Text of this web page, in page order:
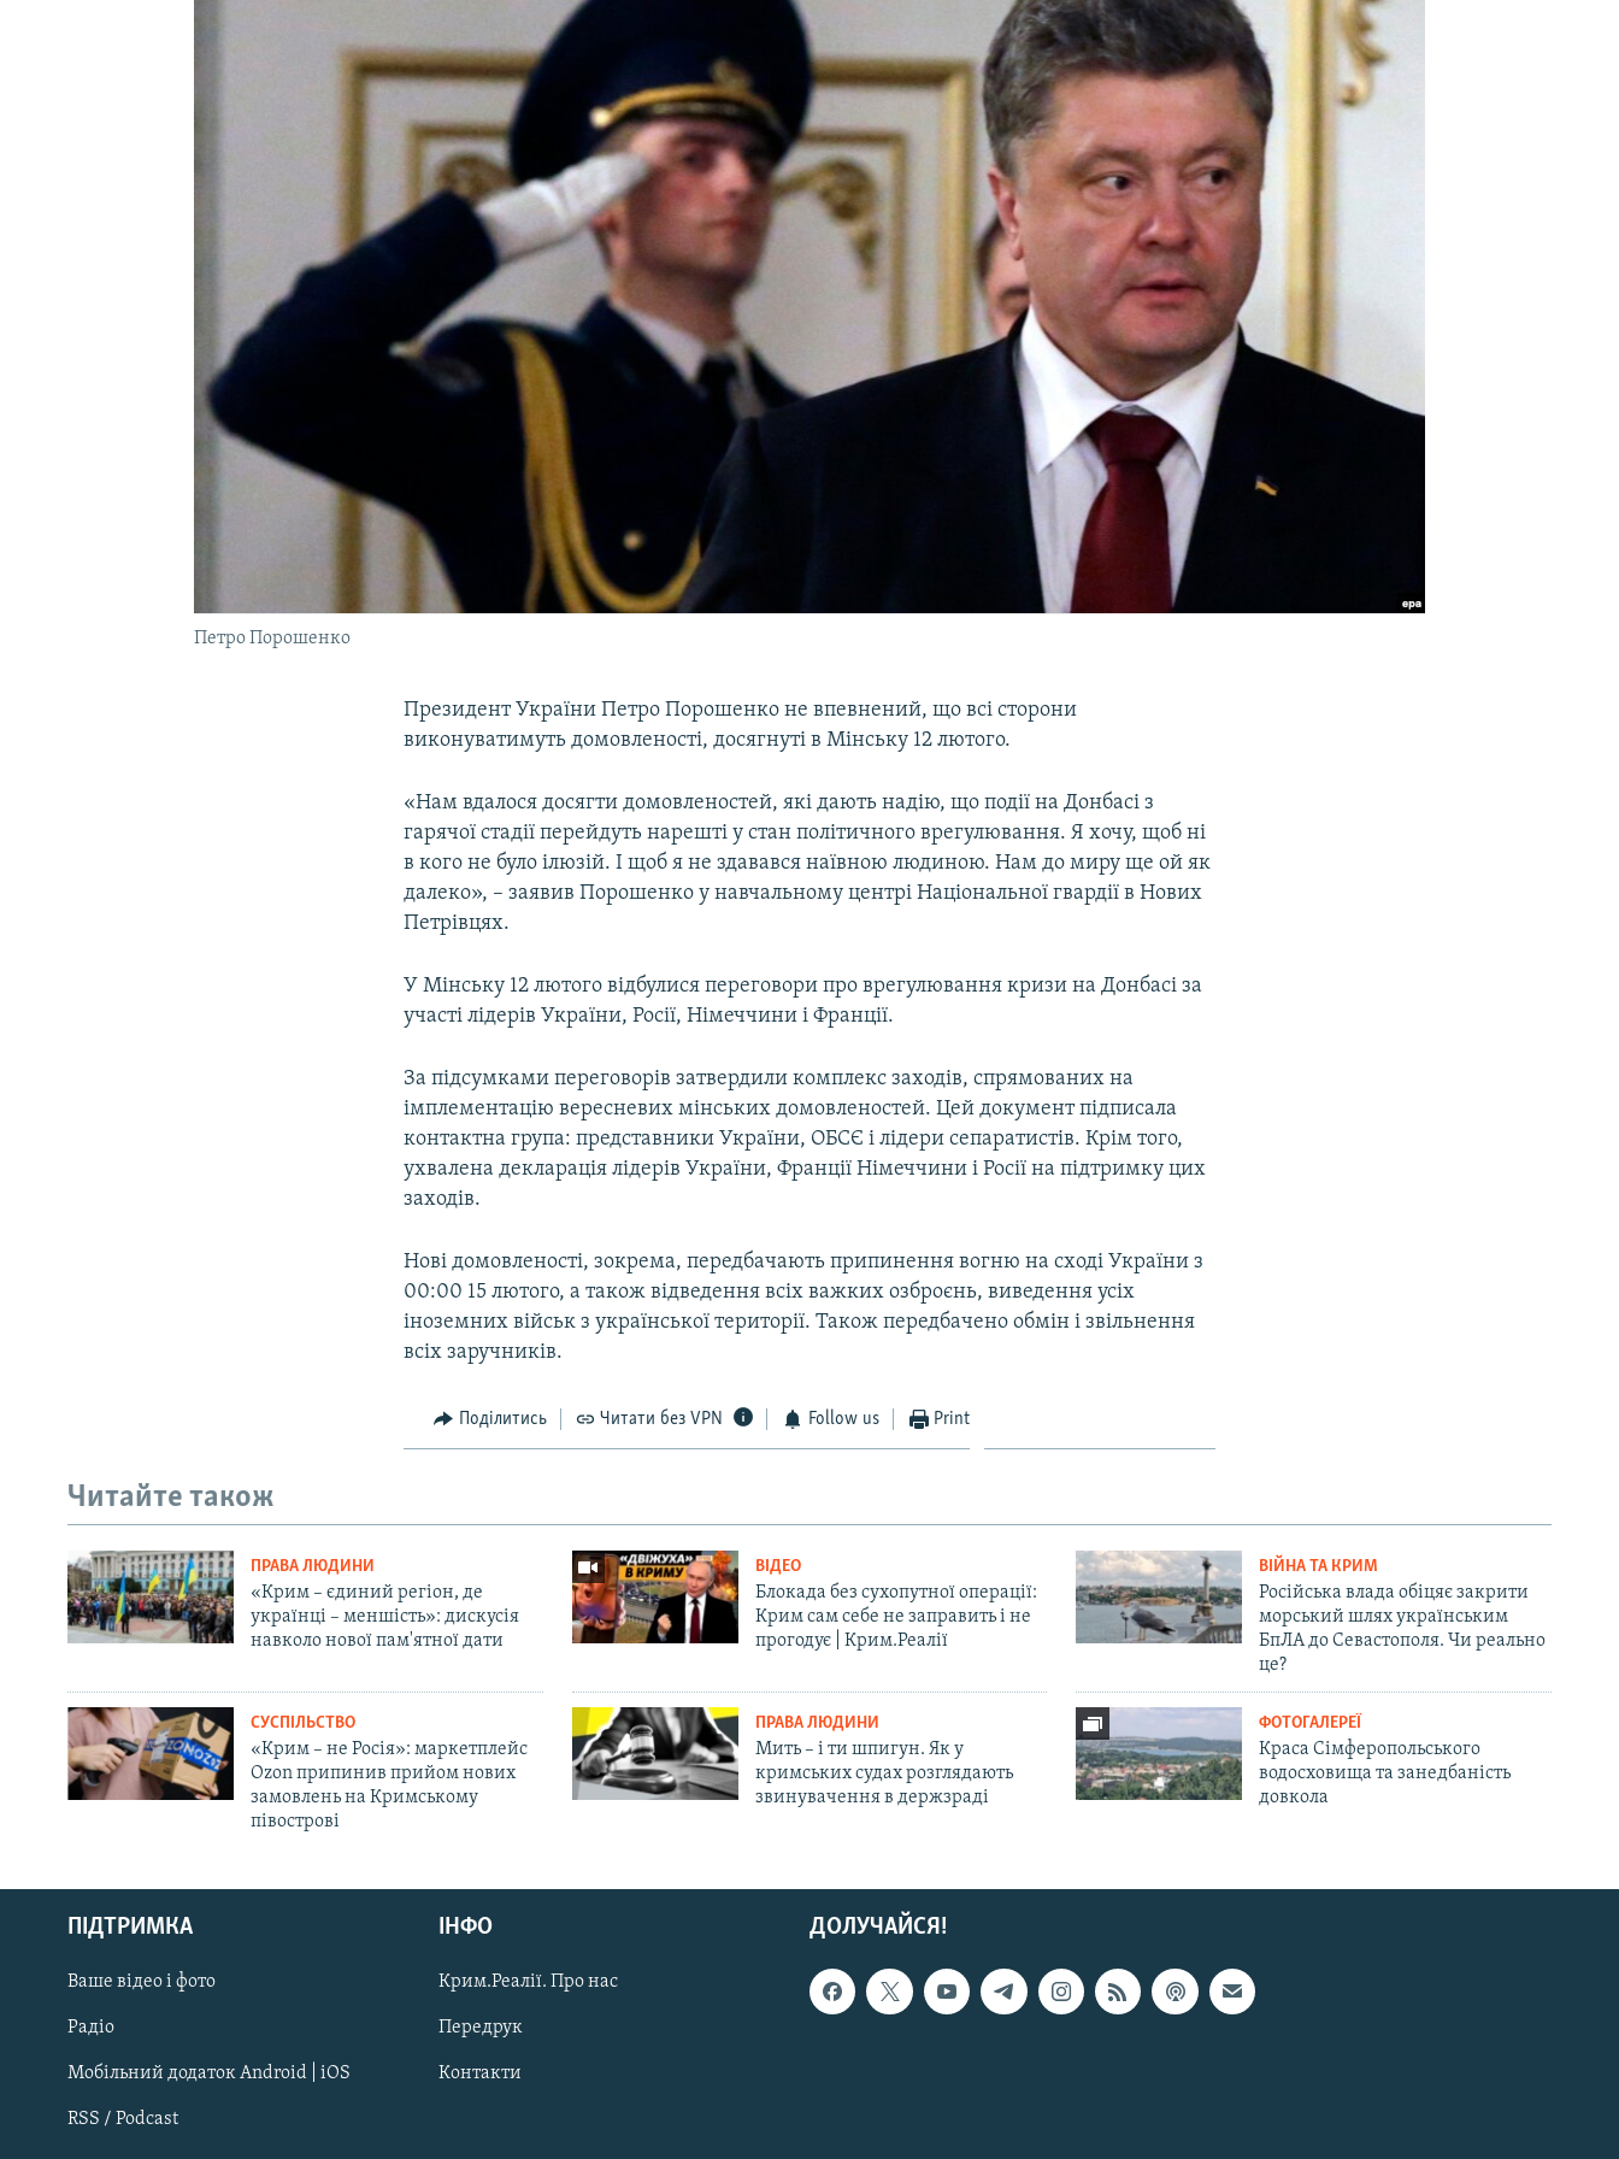
Русский
Qırımtatar
ДОЛУЧАЙСЯ!
Петро Порошенко
Президент України Петро Порошенко не впевнений, що всі сторони
виконуватимуть домовленості, досягнуті в Мінську 12 лютого.
«Нам вдалося досягти домовленостей, які дають надію, що події на Донбасі з
гарячої стадії перейдуть нарешті у стан політичного врегулювання. Я хочу, щоб ні
в кого не було ілюзій. І щоб я не здавався наївною людиною. Нам до миру ще ой як
далеко», – заявив Порошенко у навчальному центрі Національної гвардії в Нових
Петрівцях.
У Мінську 12 лютого відбулися переговори про врегулювання кризи на Донбасі за
участі лідерів України, Росії, Німеччини і Франції.
За підсумками переговорів затвердили комплекс заходів, спрямованих на
імплементацію вересневих мінських домовленостей. Цей документ підписала
контактна група: представники України, ОБСЄ і лідери сепаратистів. Крім того,
ухвалена декларація лідерів України, Франції Німеччини і Росії на підтримку цих
заходів.
Нові домовленості, зокрема, передбачають припинення вогню на сході України з
00:00 15 лютого, а також відведення всіх важких озброєнь, виведення усіх
іноземних військ з української території. Також передбачено обмін і звільнення
всіх заручників.
Поділитись Читати без VPN Follow us Print
Читайте також
ПРАВА ЛЮДИНИ
«Крим – єдиний регіон, де
українці – меншість»: дискусія
навколо нової пам'ятної дати
ВІДЕО
Блокада без сухопутної операції:
Крим сам себе не заправить і не
прогодує | Крим.Реалії
ВІЙНА ТА КРИМ
Російська влада обіцяє закрити
морський шлях українським
БпЛА до Севастополя. Чи реально
це?
СУСПІЛЬСТВО
«Крим – не Росія»: маркетплейс
Ozon припинив прийом нових
замовлень на Кримському
півострові
ПРАВА ЛЮДИНИ
Мить – і ти шпигун. Як у
кримських судах розглядають
звинувачення в держзраді
ФОТОГАЛЕРЕЇ
Краса Сімферопольського
водосховища та занедбаність
довкола
ДОЛУЧАЙСЯ!
ПІДТРИМКА
Ваше відео і фото
Радіо
Мобільний додаток Android | iOS
RSS / Podcast
ІНФО
Крим.Реалії. Про нас
Передрук
Контакти